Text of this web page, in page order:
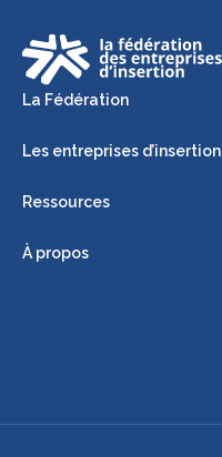
La Fédération
Les entreprises d’insertion
Ressources
À propos